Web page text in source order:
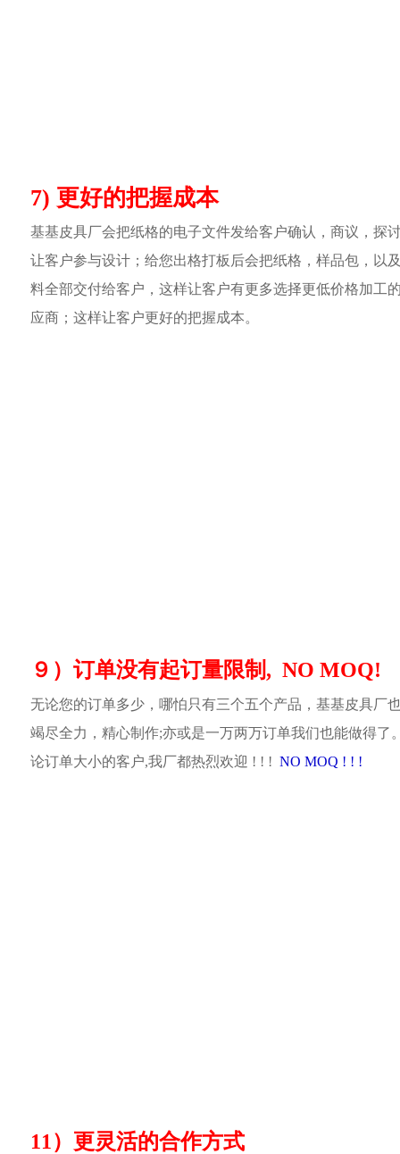
7) 更好的把握成本
基基皮具厂会把纸格的电子文件发给客户确认，商议，探
让客户参与设计；给您出格打板后会把纸格，样品包，以
料全部交付给客户，这样让客户有更多选择更低价格加工
应商；这样让客户更好的把握成本。
９）订单没有起订量限制, NO MOQ!
无论您的订单多少，哪怕只有三个五个产品，基基皮具厂
竭尽全力，精心制作;亦或是一万两万订单我们也能做得了
论订单大小的客户,我厂都热烈欢迎 ! ! ! NO MOQ ! ! !
11）更灵活的合作方式